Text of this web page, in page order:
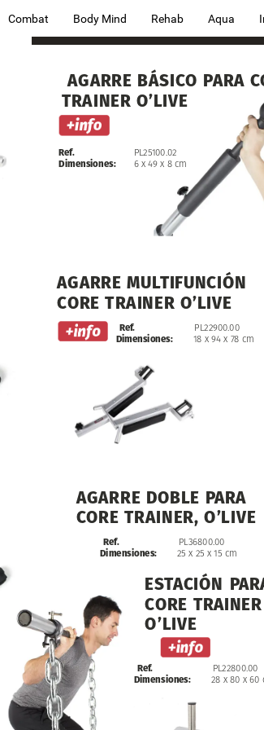
Combat Body Mind Rehab Aqua
ESTACIÓN
CORE TRAINER
O’LIVE
Ref.
Dimensiones:
PL22800.00
28 x 80 x 60
AGARRE MULTIFUNCIÓN
CORE TRAINER O’LIVE
AGARRE DOBLE PARA
CORE TRAINER, O’LIVE
Ref.
Dimensiones:
Ref.
Dimensiones:
PL22900.00
18 x 94 x 78 cm
PL36800.00
25 x 25 x 15 cm
AGARRE BÁSICO PARA
TRAINER O’LIVE
Ref.
Dimensiones:
PL25100.02
6 x 49 x 8 cm